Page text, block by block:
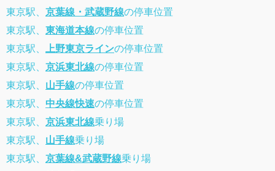
東京駅、 京葉線・武蔵野線の停車位置
東京駅、 東海道本線の停車位置
東京駅、
上野東京ラインの停車位置
東京駅、 京浜東北線の停車位置
東京駅、 山手線の停車位置
東京駅、 中央線快速の停車位置
東京駅、 京浜東北線乗り場
東京駅、 山手線乗り場
東京駅、 京葉線&武蔵野線乗り場